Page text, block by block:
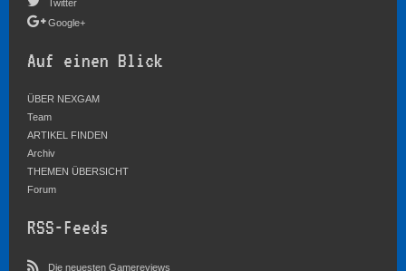
Twitter
Google+
Auf einen Blick
ÜBER NEXGAM
Team
ARTIKEL FINDEN
Archiv
THEMEN ÜBERSICHT
Forum
RSS-Feeds
Die neuesten Gamereviews